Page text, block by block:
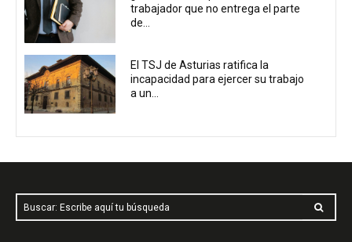
trabajador que no entrega el parte
de...
El TSJ de Asturias ratifica la
incapacidad para ejercer su trabajo
a un...
Buscar: Escribe aquí tu búsqueda